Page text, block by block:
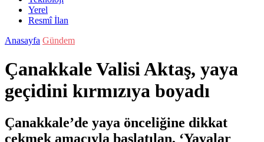
Yerel
Resmî İlan
Anasayfa Gündem
Çanakkale Valisi Aktaş, yaya
geçidini kırmızıya boyadı
Çanakkale’de yaya önceliğine dikkat
çekmek amacıyla başlatılan, ‘Yayalar